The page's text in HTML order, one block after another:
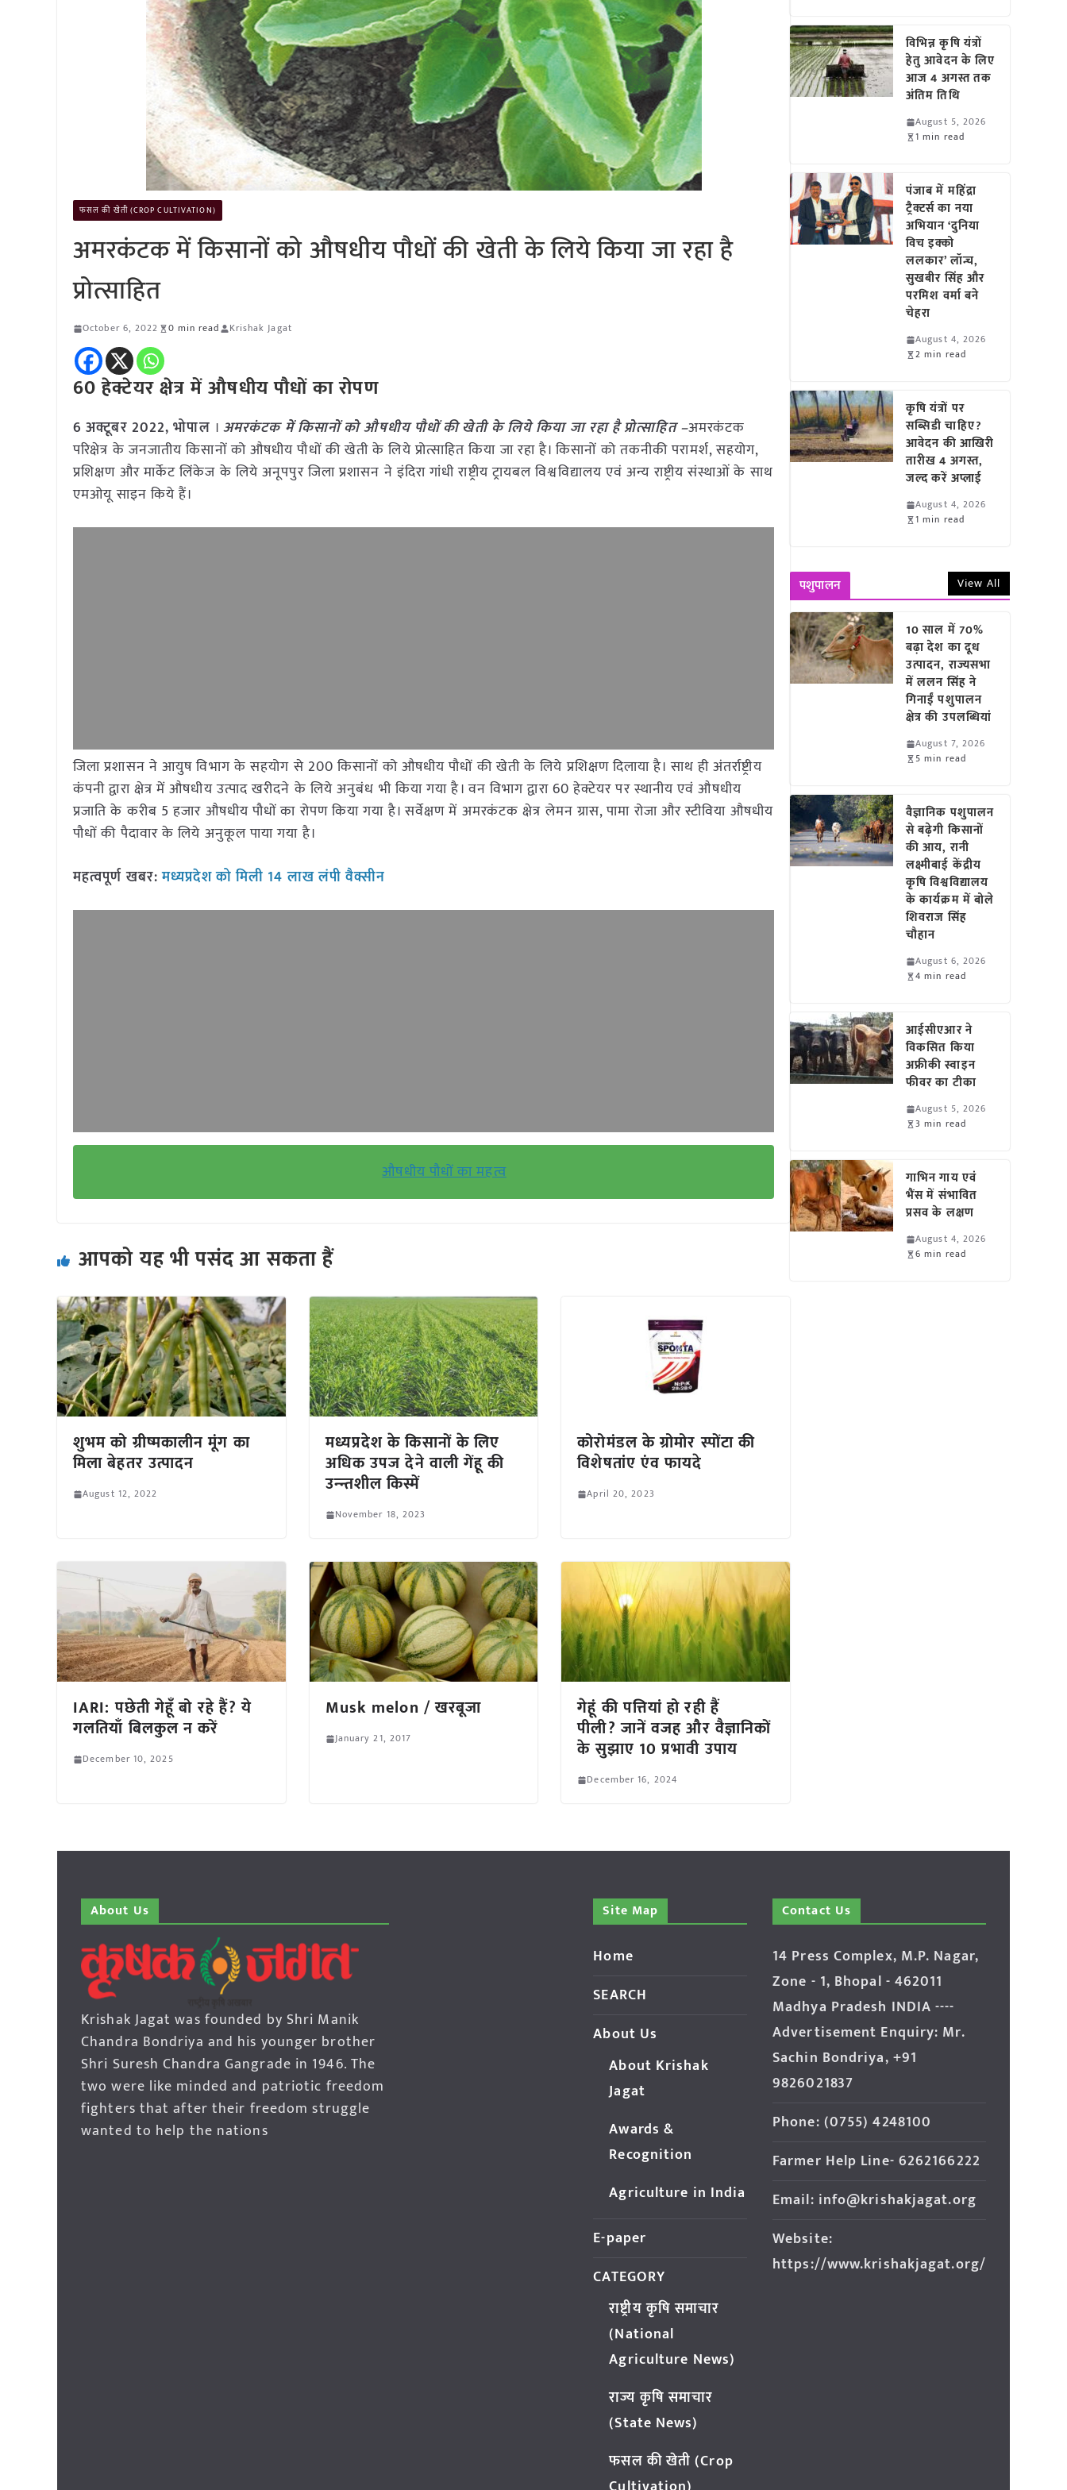
फसल की खेती (CROP CULTIVATION)
अमरकंटक में किसानों को औषधीय पौधों की खेती के लिये किया जा रहा है
प्रोत्साहित
October 6, 2022 0 min read Krishak Jagat
60 हेक्टेयर क्षेत्र में औषधीय पौधों का रोपण
6 अक्टूबर 2022,भोपाल । अमरकंटक में किसानों को औषधीय पौधों की खेती के लिये किया जा रहा है प्रोत्साहित –अमरकंटक
परिक्षेत्र के जनजातीय किसानों को औषधीय पौधों की खेती के लिये प्रोत्साहित किया जा रहा है। किसानों को तकनीकी परामर्श, सहयोग,
प्रशिक्षण और मार्केट लिंकेज के लिये अनूपपुर जिला प्रशासन ने इंदिरा गांधी राष्ट्रीय ट्रायबल विश्वविद्यालय एवं अन्य राष्ट्रीय संस्थाओं के साथ
एमओयू साइन किये हैं।
जिला प्रशासन ने आयुष विभाग के सहयोग से 200 किसानों को औषधीय पौधों की खेती के लिये प्रशिक्षण दिलाया है। साथ ही अंतर्राष्ट्रीय
कंपनी द्वारा क्षेत्र में औषधीय उत्पाद खरीदने के लिये अनुबंध भी किया गया है। वन विभाग द्वारा 60 हेक्टेयर पर स्थानीय एवं औषधीय
प्रजाति के करीब 5 हजार औषधीय पौधों का रोपण किया गया है। सर्वेक्षण में अमरकंटक क्षेत्र लेमन ग्रास, पामा रोजा और स्टीविया औषधीय
पौधों की पैदावार के लिये अनुकूल पाया गया है।
महत्वपूर्ण खबर:मध्यप्रदेश को मिली 14 लाख लंपी वैक्सीन
औषधीय पौधों का महत्व
आपको यह भी पसंद आ सकता हैं
शुभम को ग्रीष्मकालीन मूंग का
मिला बेहतर उत्पादन
August 12, 2022
मध्यप्रदेश के किसानों के लिए
अधिक उपज देने वाली गेंहू की
उन्न्तशील किस्में
November 18, 2023
कोरोमंडल के ग्रोमोर स्पोंटा की
विशेषतांए एंव फायदे
April 20, 2023
IARI: पछेती गेहूँ बो रहे हैं? ये
गलतियाँ बिलकुल न करें
December 10, 2025
Musk melon / खरबूजा
January 21, 2017
गेहूं की पत्तियां हो रही हैं
पीली? जानें वजह और वैज्ञानिकों
के सुझाए 10 प्रभावी उपाय
December 16, 2024
विभिन्न कृषि यंत्रों
हेतु आवेदन के लिए
आज 4 अगस्त तक
अंतिम तिथि
August 5, 2026
1 min read
पंजाब में महिंद्रा
ट्रैक्टर्स का नया
अभियान ‘दुनिया
विच इक्को
ललकार’ लॉन्च,
सुखबीर सिंह और
परमिश वर्मा बने
चेहरा
August 4, 2026
2 min read
कृषि यंत्रों पर
सब्सिडी चाहिए?
आवेदन की आखिरी
तारीख 4 अगस्त,
जल्द करें अप्लाई
August 4, 2026
1 min read
पशुपालन View All
10 साल में 70%
बढ़ा देश का दूध
उत्पादन, राज्यसभा
में ललन सिंह ने
गिनाईं पशुपालन
क्षेत्र की उपलब्धियां
August 7, 2026
5 min read
वैज्ञानिक पशुपालन
से बढ़ेगी किसानों
की आय, रानी
लक्ष्मीबाई केंद्रीय
कृषि विश्वविद्यालय
के कार्यक्रम में बोले
शिवराज सिंह
चौहान
August 6, 2026
4 min read
आईसीएआर ने
विकसित किया
अफ्रीकी स्वाइन
फीवर का टीका
August 5, 2026
3 min read
गाभिन गाय एवं
भैंस में संभावित
प्रसव के लक्षण
August 4, 2026
6 min read
About Us
Krishak Jagat was founded by Shri Manik
Chandra Bondriya and his younger brother
Shri Suresh Chandra Gangrade in 1946. The
two were like minded and patriotic freedom
fighters that after their freedom struggle
wanted to help the nations
Site Map
Home
SEARCH
About Us
About Krishak
Jagat
Awards &
Recognition
Agriculture in India
E-paper
CATEGORY
राष्ट्रीय कृषि समाचार
(National
Agriculture News)
राज्य कृषि समाचार
(State News)
फसल की खेती (Crop
Contact Us
14 Press Complex, M.P. Nagar,
Zone - 1, Bhopal - 462011
Madhya Pradesh INDIA ----
Advertisement Enquiry: Mr.
Sachin Bondriya, +91
9826021837
Phone: (0755) 4248100
Farmer Help Line- 6262166222
Email: info@krishakjagat.org
Website:
https://www.krishakjagat.org/